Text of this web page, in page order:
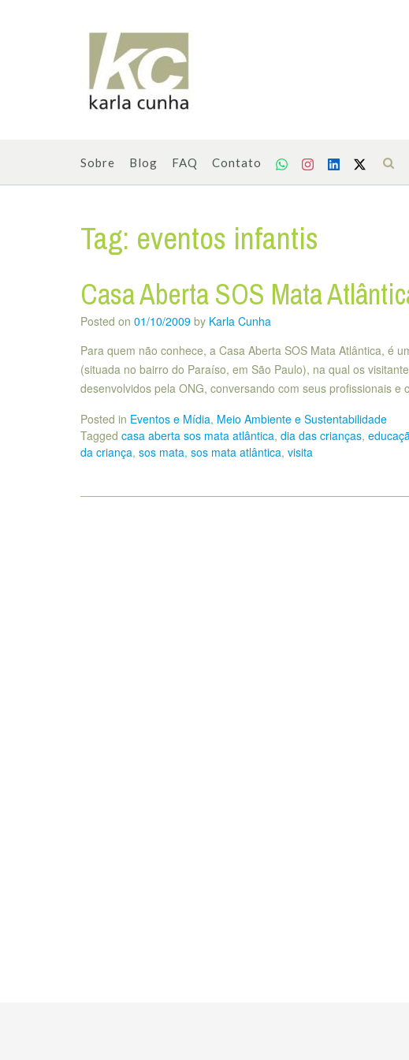
Sobre Blog FAQ Contato
Tag: eventos infantis
Casa Aberta SOS Mata
Posted on 01/10/2009 by Karla Cunha
Para quem não conhece, a Casa Aberta SOS Mata Atlântica, é
(situada no bairro do Paraíso, em São Paulo), na qual os
desenvolvidos pela ONG, conversando com seus profissionais
Posted in Eventos e Mídia, Meio Ambiente e Sustentabilidade
Tagged casa aberta sos mata atlântica, dia das crianças,
da criança, sos mata, sos mata atlântica, visita